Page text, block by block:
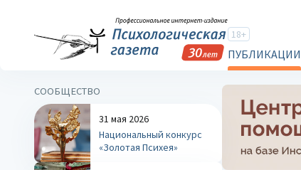
18+
ПУБЛИКАЦИИ
СООБЩЕСТВО
31 мая 2026
Национальный конкурс
«Золотая Психея»